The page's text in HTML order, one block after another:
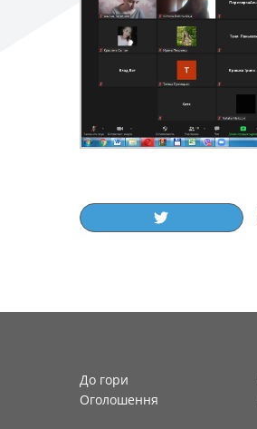
До гори
Оголошення